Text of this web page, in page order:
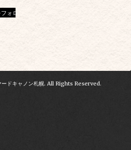
ドキャノン札幌. All Rights Reserved.